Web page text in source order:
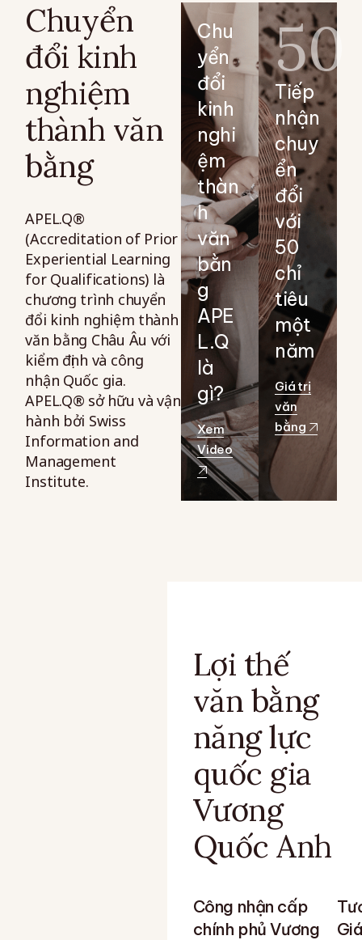
Chuyển
đổi kinh
nghiệm
thành văn
bằng
APEL.Q®
(Accreditation of Prior
Experiential Learning
for Qualifications) là
chương trình chuyển
đổi kinh nghiệm thành
văn bằng Châu Âu với
kiểm định và công
nhận Quốc gia.
APEL.Q® sở hữu và vận
hành bởi Swiss
Information and
Management
Institute.
Chu
yển
đổi
kinh
nghi
ệm
thàn
h
văn
bằn
g
APE
L.Q
là
gì?
Xem
Video
50
Tiếp
nhận
chuy
ển
đổi
với
50
chỉ
tiêu
một
năm
Giá trị
văn
bằng
Lợi thế
văn bằng
năng lực
quốc gia
Vương
Quốc Anh
Công nhận cấp
chính phủ Vương